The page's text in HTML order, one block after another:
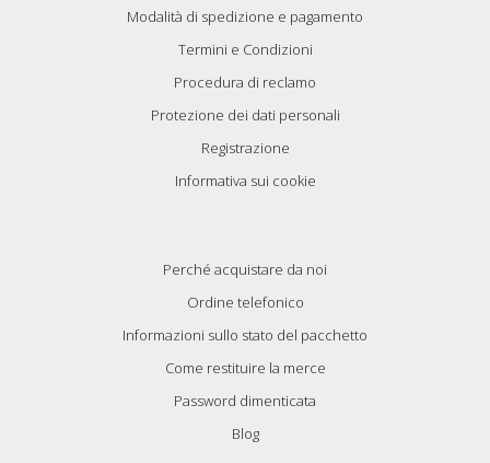
Modalità di spedizione e pagamento
Termini e Condizioni
Procedura di reclamo
Protezione dei dati personali
Registrazione
Informativa sui cookie
Perché acquistare da noi
Ordine telefonico
Informazioni sullo stato del pacchetto
Come restituire la merce
Password dimenticata
Blog